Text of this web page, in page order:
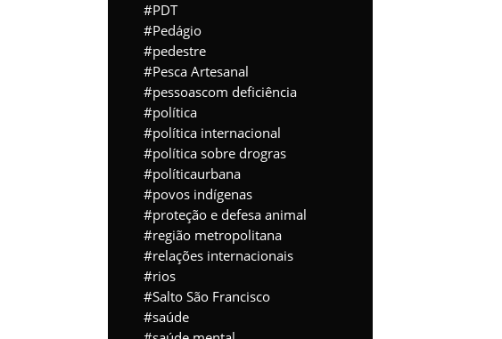
PDT
Pedágio
pedestre
Pesca Artesanal
pessoascom deficiência
política
política internacional
política sobre drogras
políticaurbana
povos indígenas
proteção e defesa animal
região metropolitana
relações internacionais
rios
Salto São Francisco
saúde